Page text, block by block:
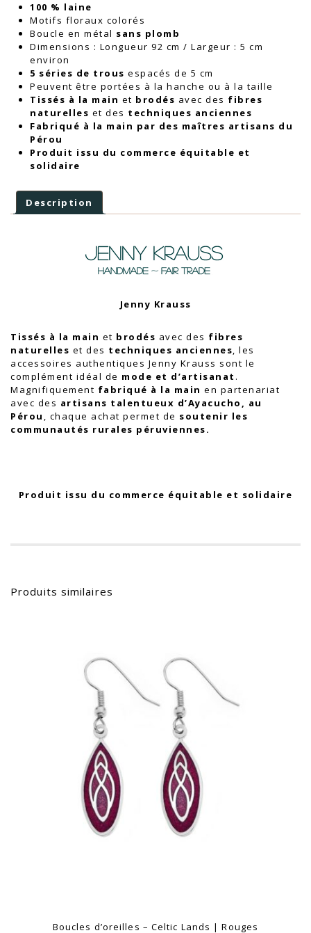
100 % laine
Motifs floraux colorés
Boucle en métal sans plomb
Dimensions : Longueur 92 cm / Largeur : 5 cm
environ
5 séries de trous espacés de 5 cm
Peuvent être portées à la hanche ou à la taille
Tissés à la main et brodés avec des fibres
naturelles et des techniques anciennes
Fabriqué à la main par des maîtres artisans du
Pérou
Produit issu du commerce équitable et
solidaire
Description
Jenny Krauss
Tissés à la main et brodés avec des fibres
naturelles et des techniques anciennes, les
accessoires authentiques Jenny Krauss sont le
complément idéal de mode et d’artisanat .
Magnifiquement fabriqué à la main en partenariat
avec des artisans talentueux d’Ayacucho, au
Pérou , chaque achat permet de soutenir les
communautés rurales péruviennes.
Produit issu du commerce équitable et solidaire
Produits similaires
Boucles d’oreilles – Celtic Lands | Rouges